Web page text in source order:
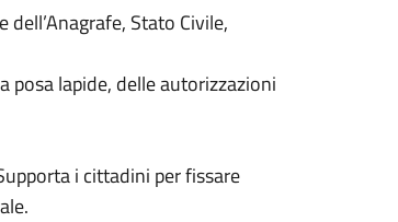
Stato Civile,
posa lapide, delle autorizzazioni
i cittadini per fissare